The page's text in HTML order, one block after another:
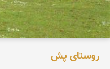
روستای پش